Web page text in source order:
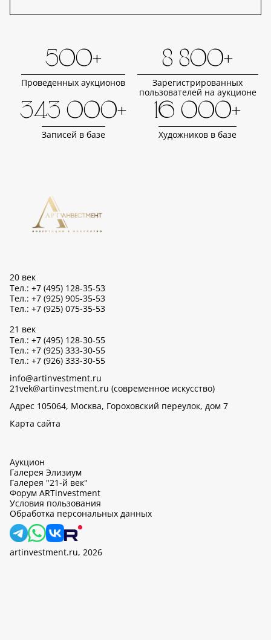
500+
Проведенных аукционов
8 800+
Зарегистрированных
пользователей на аукционе
343 000+
Записей в базе
16 000+
Художников в базе
20 век
Тел.: +7 (495) 128-35-53
Тел.: +7 (925) 905-35-53
Тел.: +7 (925) 075-35-53
21 век
Тел.: +7 (495) 128-30-55
Тел.: +7 (925) 333-30-55
Тел.: +7 (926) 333-30-55
info@artinvestment.ru
21vek@artinvestment.ru (современное искусство)
Адрес 105064, Москва, Гороховский переулок, дом 7
Карта сайта
Аукцион
Галерея Элизиум
Галерея "21-й век"
Форум ARTinvestment
Условия пользования
Обработка персональных данных
artinvestment.ru, 2026